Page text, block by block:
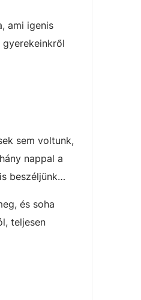
ami igenis
sem voltunk,
nappal a
beszéljünk…
és soha
teljesen